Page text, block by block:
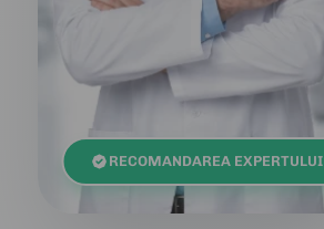
RECOMANDAREA EXPERTULUI